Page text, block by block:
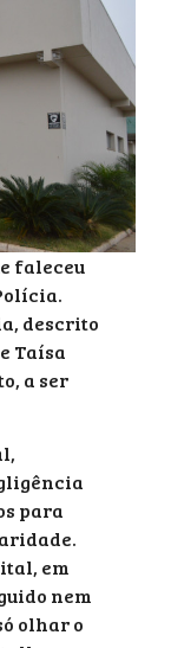
faleceu
descrito
Taísa
a ser
para
em
nem
olhar o